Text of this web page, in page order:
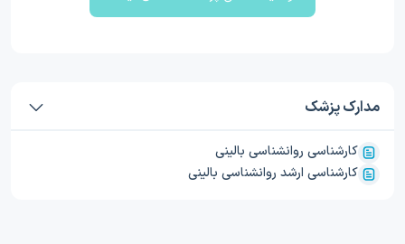
مدارک پزشک
کارشناسی روانشناسی بالینی
کارشناسی ارشد روانشناسی بالینی